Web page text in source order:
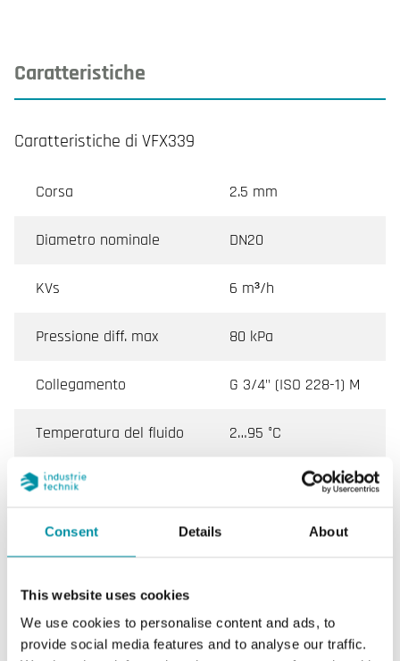
Consent Details About
This website uses cookies
We use cookies to personalise content and ads, to
provide social media features and to analyse our traffic.
Caratteristiche
Caratteristiche di VFX339
Corsa 2.5 mm
Diametro nominale DN20
KVs 6 m³/h
Pressione diff. max 80 kPa
Collegamento G 3/4" (ISO 228-1) M
Temperatura del fluido 2…95 °C
Tipo di valvola
Attuatore SE1TP / SE1MP
Caratteristiche di VFX, Valvole di Regolazione a 2
Vie, 3 Vie e Bypass con Filettatura Esterna, DN15–20